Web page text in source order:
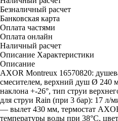
Безналичный расчет
Банковская карта
Оплата частями
Оплата онлайн
Наличный расчет
Описание Характеристики
Описание
AXOR Montreux 16570820:
смесителем, верхний душ Ø 240
наклона +-26°, тип струи
для струи Rain (при 3 бар): 17 л/
— вылет 430 мм, термостат
температуры воды при 38°C,